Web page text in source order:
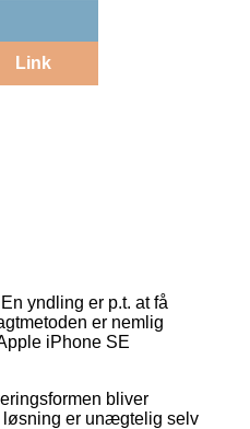
Link
yndling er p.t. at få
er nemlig
iPhone SE
bliver
løsning er unægtelig selv